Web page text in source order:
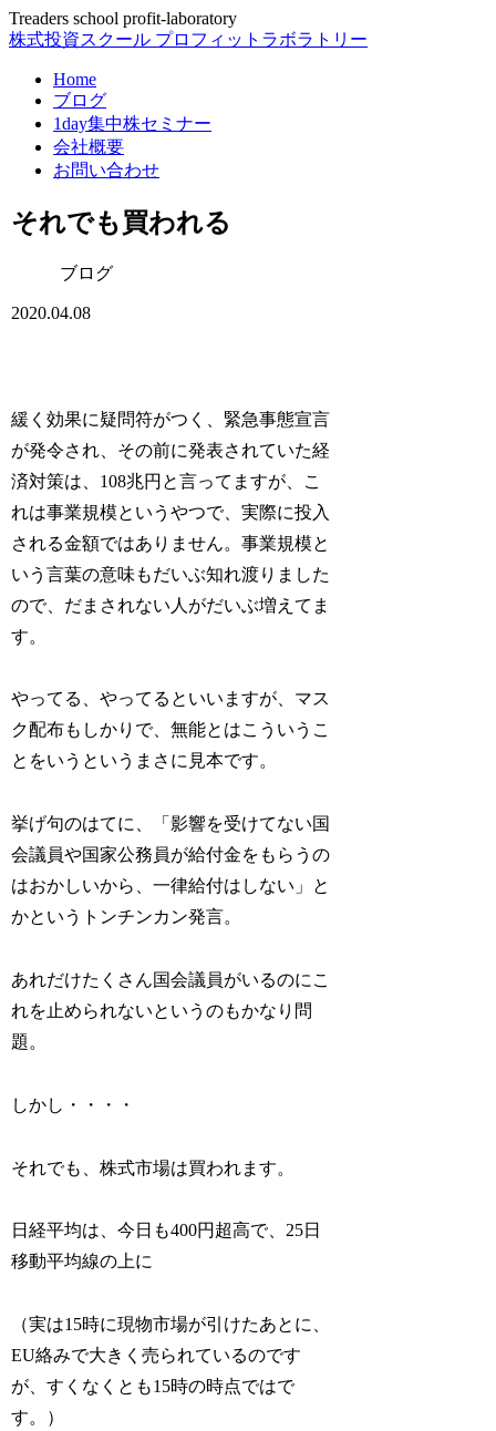
Treaders school profit-laboratory
株式投資スクール プロフィットラボラトリー
Home
ブログ
1day集中株セミナー
会社概要
お問い合わせ
それでも買われる
ブログ
2020.04.08
緩く効果に疑問符がつく、緊急事態宣言
が発令され、その前に発表されていた経
済対策は、108兆円と言ってますが、こ
れは事業規模というやつで、実際に投入
される金額ではありません。事業規模と
いう言葉の意味もだいぶ知れ渡りました
ので、だまされない人がだいぶ増えてま
す。
やってる、やってるといいますが、マス
ク配布もしかりで、無能とはこういうこ
とをいうというまさに見本です。
挙げ句のはてに、「影響を受けてない国
会議員や国家公務員が給付金をもらうの
はおかしいから、一律給付はしない」と
かというトンチンカン発言。
あれだけたくさん国会議員がいるのにこ
れを止められないというのもかなり問
題。
しかし・・・・
それでも、株式市場は買われます。
日経平均は、今日も400円超高で、25日
移動平均線の上に
（実は15時に現物市場が引けたあとに、
EU絡みで大きく売られているのです
が、すくなくとも15時の時点ではで
す。）